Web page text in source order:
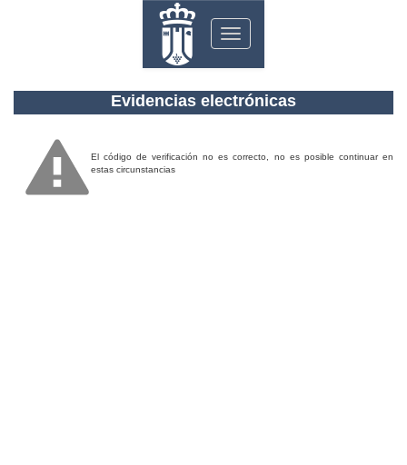
Toggle
navigation
Evidencias electrónicas
El código de verificación no es correcto, no es posible continuar en
estas circunstancias